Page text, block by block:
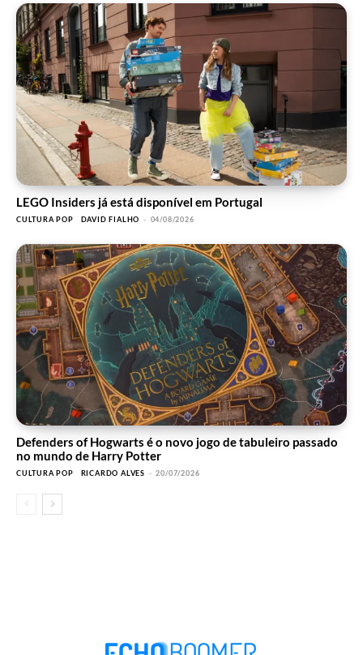
LEGO Insiders já está disponível em Portugal
CULTURA POP DAVID FIALHO - 04/08/2026
Defenders of Hogwarts é o novo jogo de tabuleiro passado
no mundo de Harry Potter
CULTURA POP RICARDO ALVES - 20/07/2026